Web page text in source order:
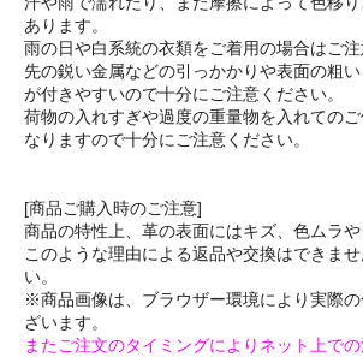
あります。
雨の日や白系統の衣類をご着用の場合はご注
先の鋭い金属などの引っかかりや表面の粗
が付きやすいので十分にご注意ください。
荷物の入れすぎや過度の重量物を入れての
なりますので十分にご注意ください。
[商品ご購入時のご注意]
商品の特性上、革の表面にはキズ、色ムラや
このような理由による返品や交換はできま
い。
※商品画像は、ブラウザー環境により実際
ざいます。
またご注文のタイミングによりネット上で